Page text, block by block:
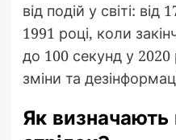
від подій у світі: від
1991 році, коли
до 100 секунд у 2020
зміни та
Як